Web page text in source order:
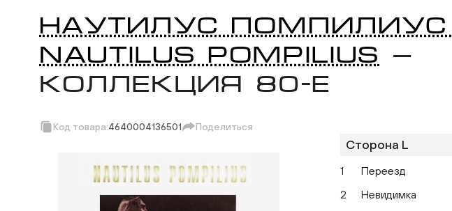
НАУТИЛУС ПОМПИЛИУС |
NAUTILUS POMPILIUS —
КОЛЛЕКЦИЯ 80-E
Код товара:4640004136501 Поделиться
Вотсап
Телеграм
Сторона L
1 Переезд
2
Невидимка